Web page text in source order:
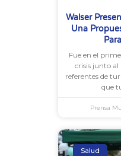
Walser
Una
Fue en el
crisis junto al
referentes de
que
Prensa
Salud